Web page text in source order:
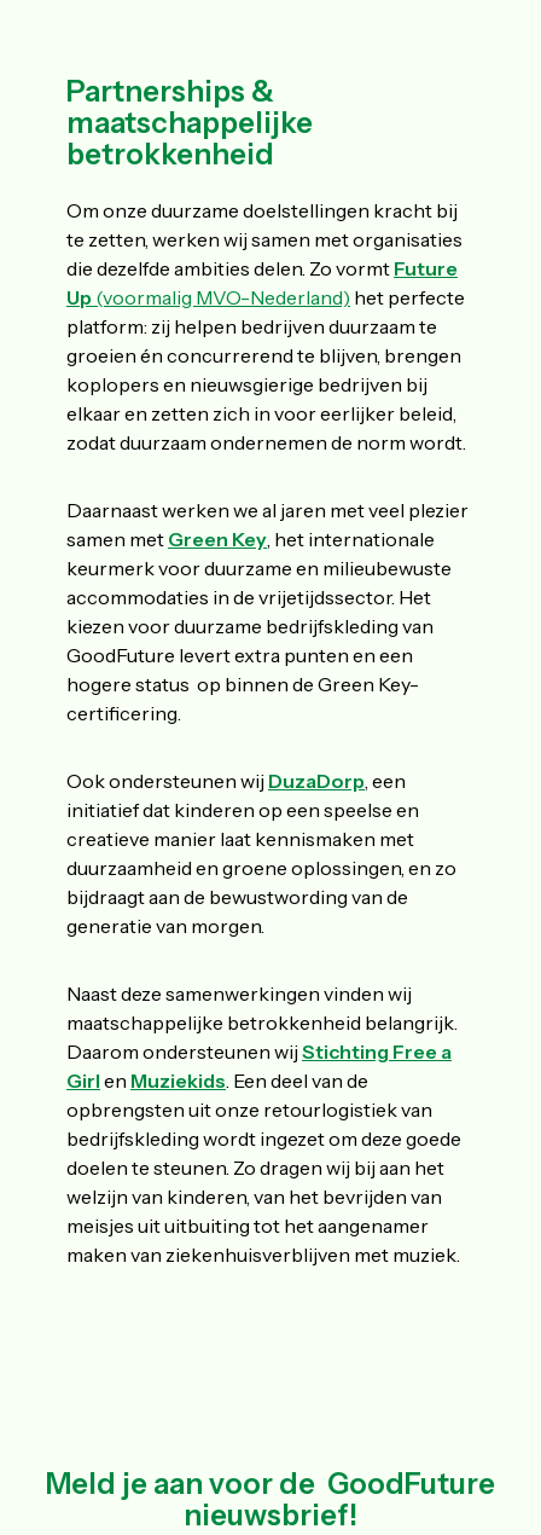
Partnerships &
maatschappelijke
betrokkenheid
Om onze duurzame doelstellingen kracht bij
te zetten, werken wij samen met organisaties
die dezelfde ambities delen. Zo vormt Future
Up (voormalig MVO-Nederland) het perfecte
platform: zij helpen bedrijven duurzaam te
groeien én concurrerend te blijven, brengen
koplopers en nieuwsgierige bedrijven bij
elkaar en zetten zich in voor eerlijker beleid,
zodat duurzaam ondernemen de norm wordt.
Daarnaast werken we al jaren met veel plezier
samen met Green Key, het internationale
keurmerk voor duurzame en milieubewuste
accommodaties in de vrijetijdssector. Het
kiezen voor duurzame bedrijfskleding van
GoodFuture levert extra punten en een
hogere status op binnen de Green Key-
certificering.
Ook ondersteunen wij DuzaDorp, een
initiatief dat kinderen op een speelse en
creatieve manier laat kennismaken met
duurzaamheid en groene oplossingen, en zo
bijdraagt aan de bewustwording van de
generatie van morgen.
Naast deze samenwerkingen vinden wij
maatschappelijke betrokkenheid belangrijk.
Daarom ondersteunen wij Stichting Free a
Girlen Muziekids. Een deel van de
opbrengsten uit onze retourlogistiek van
bedrijfskleding wordt ingezet om deze goede
doelen te steunen. Zo dragen wij bij aan het
welzijn van kinderen, van het bevrijden van
meisjes uit uitbuiting tot het aangenamer
maken van ziekenhuisverblijven met muziek.
Meld je aan voor de GoodFuture
nieuwsbrief!